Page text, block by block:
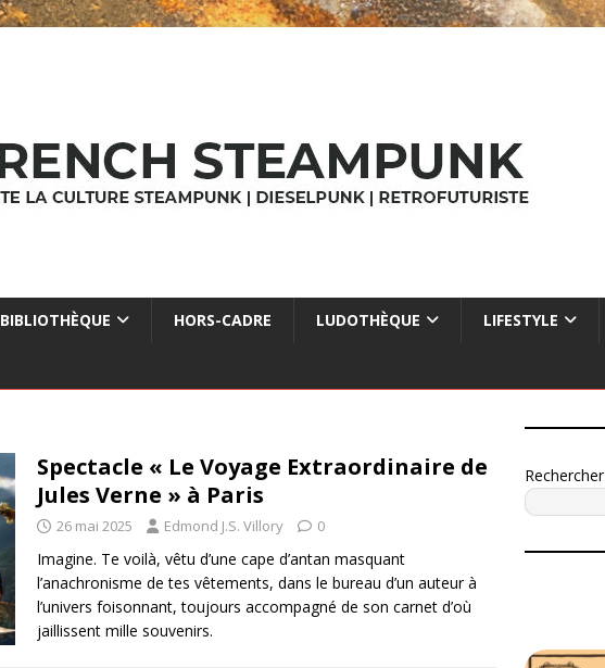
BIBLIOTHÈQUE HORS-CADRE LUDOTHÈQUE LIFESTYLE
Spectacle « Le Voyage Extraordinaire de
Jules Verne » à Paris
26 mai 2025 Edmond J.S. Villory 0
Imagine. Te voilà, vêtu d’une cape d’antan masquant
l’anachronisme de tes vêtements, dans le bureau d’un auteur à
l’univers foisonnant, toujours accompagné de son carnet d’où
jaillissent mille souvenirs.
Rechercher